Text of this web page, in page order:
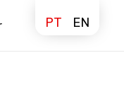
PT EN